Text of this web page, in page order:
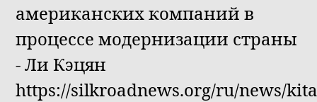
американских компаний в
процессе модернизации страны
- Ли Кэцян
https://silkroadnews.org/ru/news/